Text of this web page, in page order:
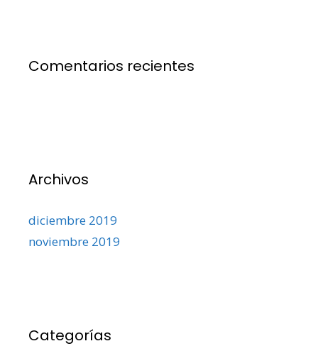
Comentarios recientes
Archivos
diciembre 2019
noviembre 2019
Categorías